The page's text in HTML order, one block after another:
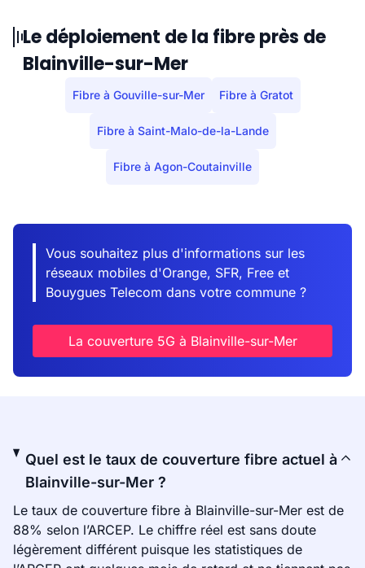
Le déploiement de la fibre près de
Blainville-sur-Mer
Fibre à Gouville-sur-Mer Fibre à Gratot
Fibre à Saint-Malo-de-la-Lande
Fibre à Agon-Coutainville
Vous souhaitez plus d'informations sur les
réseaux mobiles d'Orange, SFR, Free et
Bouygues Telecom dans votre commune ?
La couverture 5G à Blainville-sur-Mer
Quel est le taux de couverture fibre actuel à
Blainville-sur-Mer ?
Le taux de couverture fibre à Blainville-sur-Mer est de
88% selon l’ARCEP. Le chiffre réel est sans doute
légèrement différent puisque les statistiques de